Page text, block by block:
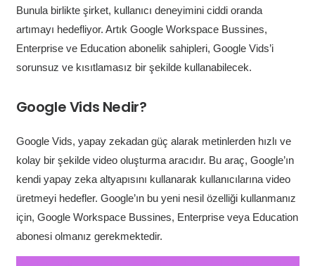
Bunula birlikte şirket, kullanıcı deneyimini ciddi oranda
artımayı hedefliyor. Artık Google Workspace Bussines,
Enterprise ve Education abonelik sahipleri, Google Vids’i
sorunsuz ve kısıtlamasız bir şekilde kullanabilecek.
Google Vids Nedir?
Google Vids, yapay zekadan güç alarak metinlerden hızlı ve
kolay bir şekilde video oluşturma aracıdır. Bu araç, Google’ın
kendi yapay zeka altyapısını kullanarak kullanıcılarına video
üretmeyi hedefler. Google’ın bu yeni nesil özelliği kullanmanız
için, Google Workspace Bussines, Enterprise veya Education
abonesi olmanız gerekmektedir.